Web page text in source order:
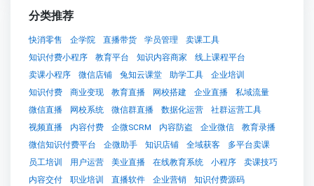
分类推荐
快消零售 企学院 直播带货 学员管理
卖课工具
知识付费小程序
教育平台 知识内容商家
线上课程平台
卖课小程序
微信店铺 兔知云课堂 助学工具
企业培训
知识付费
商业变现 教育直播 网校搭建 企业直播
私域流量
微信直播
网校系统 微信群直播 数据化运营
社群运营工具
视频直播
内容付费 企微SCRM 内容防盗 企业微信
教育录播
微信知识付费平台
企微助手 知识店铺 全域获客
多平台卖课
员工培训
用户运营 美业直播 在线教育系统 小程序
卖课技巧
内容交付
职业培训 直播软件 企业营销
知识付费源码